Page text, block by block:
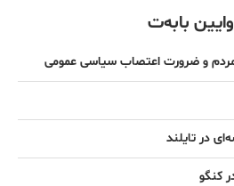
بابەت
مردم و ضرورت اعتصاب سیاسی عمومی
در تایلند
کنگو